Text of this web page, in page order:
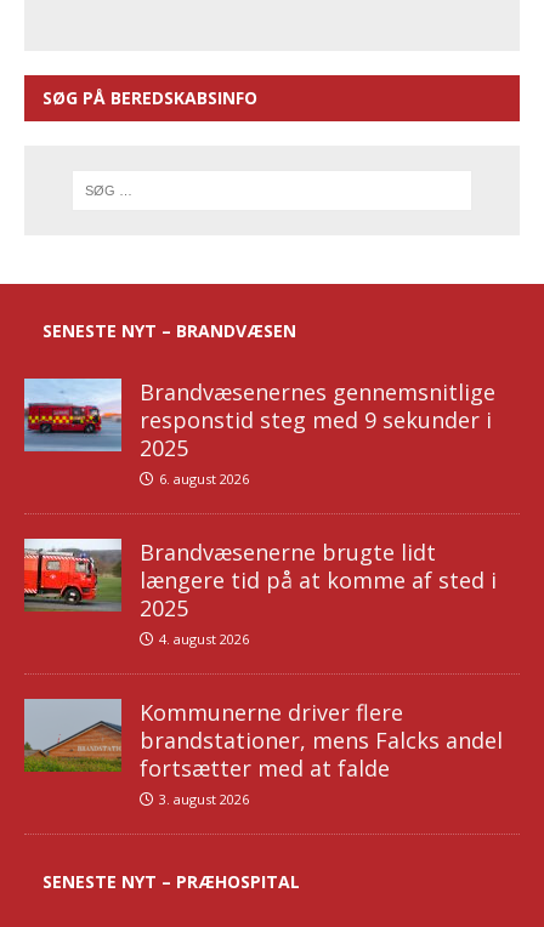
SØG PÅ BEREDSKABSINFO
SENESTE NYT – BRANDVÆSEN
Brandvæsenernes gennemsnitlige
responstid steg med 9 sekunder i
2025
6. august 2026
Brandvæsenerne brugte lidt
længere tid på at komme af sted i
2025
4. august 2026
Kommunerne driver flere
brandstationer, mens Falcks andel
fortsætter med at falde
3. august 2026
SENESTE NYT – PRÆHOSPITAL